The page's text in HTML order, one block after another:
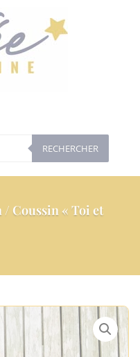
RECHERCHER
/ Coussin « Toi et
check